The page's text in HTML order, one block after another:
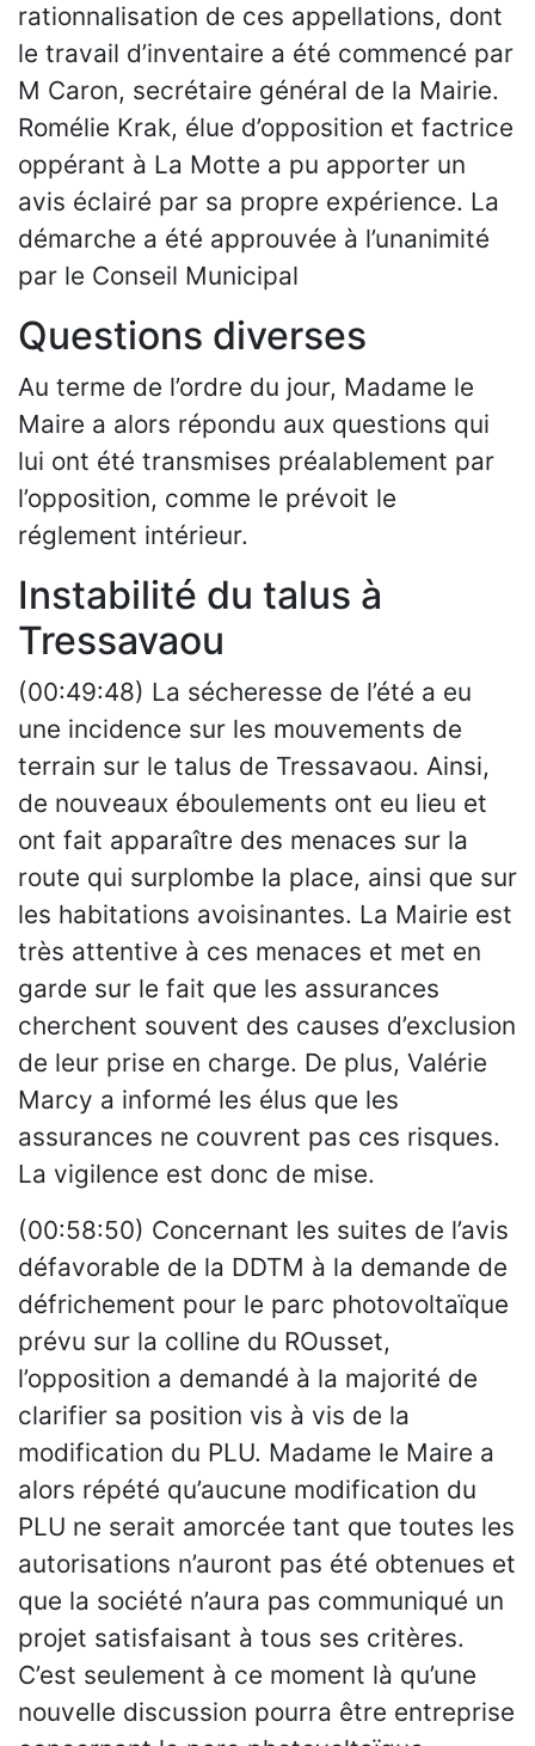
rationnalisation de ces appellations, dont
le travail d’inventaire a été commencé par
M Caron, secrétaire général de la Mairie.
Romélie Krak, élue d’opposition et factrice
oppérant à La Motte a pu apporter un
avis éclairé par sa propre expérience. La
démarche a été approuvée à l’unanimité
par le Conseil Municipal
Questions diverses
Au terme de l’ordre du jour, Madame le
Maire a alors répondu aux questions qui
lui ont été transmises préalablement par
l’opposition, comme le prévoit le
réglement intérieur.
Instabilité du talus à
Tressavaou
(00:49:48) La sécheresse de l’été a eu
une incidence sur les mouvements de
terrain sur le talus de Tressavaou. Ainsi,
de nouveaux éboulements ont eu lieu et
ont fait apparaître des menaces sur la
route qui surplombe la place, ainsi que sur
les habitations avoisinantes. La Mairie est
très attentive à ces menaces et met en
garde sur le fait que les assurances
cherchent souvent des causes d’exclusion
de leur prise en charge. De plus, Valérie
Marcy a informé les élus que les
assurances ne couvrent pas ces risques.
La vigilence est donc de mise.
(00:58:50) Concernant les suites de l’avis
défavorable de la DDTM à la demande de
défrichement pour le parc photovoltaïque
prévu sur la colline du ROusset,
l’opposition a demandé à la majorité de
clarifier sa position vis à vis de la
modification du PLU. Madame le Maire a
alors répété qu’aucune modification du
PLU ne serait amorcée tant que toutes les
autorisations n’auront pas été obtenues et
que la société n’aura pas communiqué un
projet satisfaisant à tous ses critères.
C’est seulement à ce moment là qu’une
nouvelle discussion pourra être entreprise